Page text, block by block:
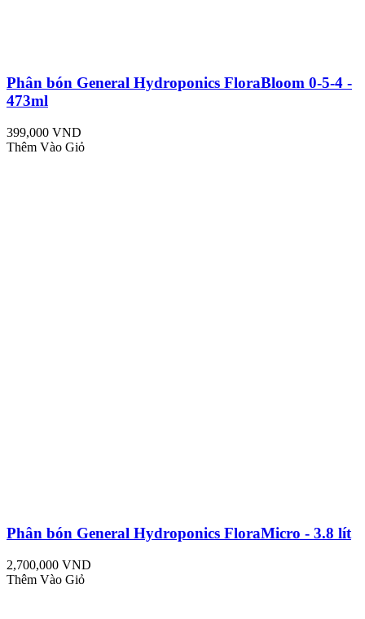
Phân bón General Hydroponics FloraBloom 0-5-4 -
473ml
399,000 VND
Thêm Vào Giỏ
Phân bón General Hydroponics FloraMicro - 3.8 lít
2,700,000 VND
Thêm Vào Giỏ